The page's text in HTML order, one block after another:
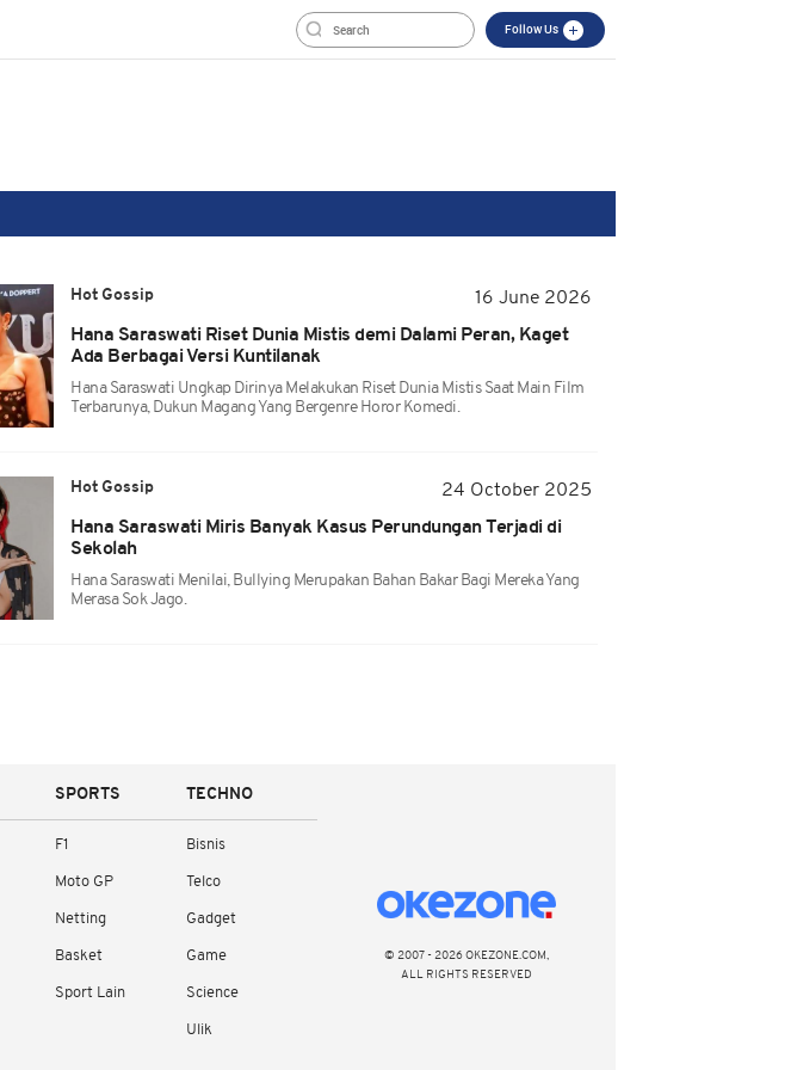
Follow Us
Hot Gossip
16 June 2026
Hana Saraswati Riset Dunia Mistis demi Dalami Peran, Kaget
Ada Berbagai Versi Kuntilanak
Hana Saraswati Ungkap Dirinya Melakukan Riset Dunia Mistis Saat Main Film
Terbarunya, Dukun Magang Yang Bergenre Horor Komedi.
Hot Gossip
24 October 2025
Hana Saraswati Miris Banyak Kasus Perundungan Terjadi di
Sekolah
Hana Saraswati Menilai, Bullying Merupakan Bahan Bakar Bagi Mereka Yang
Merasa Sok Jago.
SPORTS
F1
Moto GP
Netting
Basket
Sport Lain
TECHNO
Bisnis
Telco
Gadget
Game
Science
Ulik
© 2007 - 2026 OKEZONE.COM,
ALL RIGHTS RESERVED